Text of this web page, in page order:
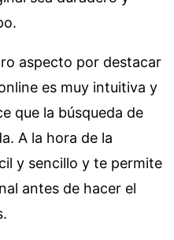
aspecto por destacar
es muy intuitiva y
que la búsqueda de
A la hora de la
y sencillo y te permite
antes de hacer el